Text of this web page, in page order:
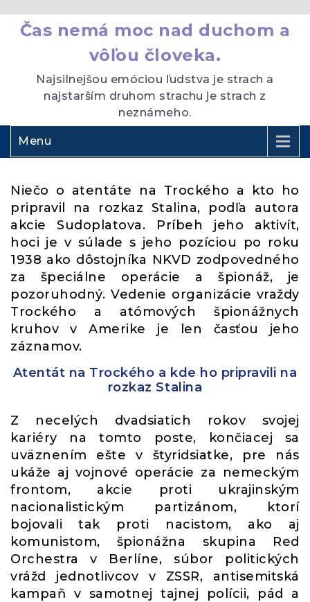
Čas nemá moc nad duchom a
vôľou človeka.
Najsilnejšou emóciou ľudstva je strach a
najstarším druhom strachu je strach z
neznámeho.
Menu
Niečo o atentáte na Trockého a kto ho
pripravil na rozkaz Stalina, podľa autora
akcie Sudoplatova. Príbeh jeho aktivít,
hoci je v súlade s jeho pozíciou po roku
1938 ako dôstojníka NKVD zodpovedného
za špeciálne operácie a špionáž, je
pozoruhodný. Vedenie organizácie vraždy
Trockého a atómových špionážnych
kruhov v Amerike je len časťou jeho
záznamov.
Atentát na Trockého a kde ho pripravili na
rozkaz Stalina
Z necelých dvadsiatich rokov svojej
kariéry na tomto poste, končiacej sa
uväznením ešte v štyridsiatke, pre nás
ukáže aj vojnové operácie za nemeckým
frontom, akcie proti ukrajinským
nacionalistickým partizánom, ktorí
bojovali tak proti nacistom, ako aj
komunistom, špionážna skupina Red
Orchestra v Berlíne, súbor politických
vrážd jednotlivcov v ZSSR, antisemitská
kampaň v samotnej tajnej polícii, pád a